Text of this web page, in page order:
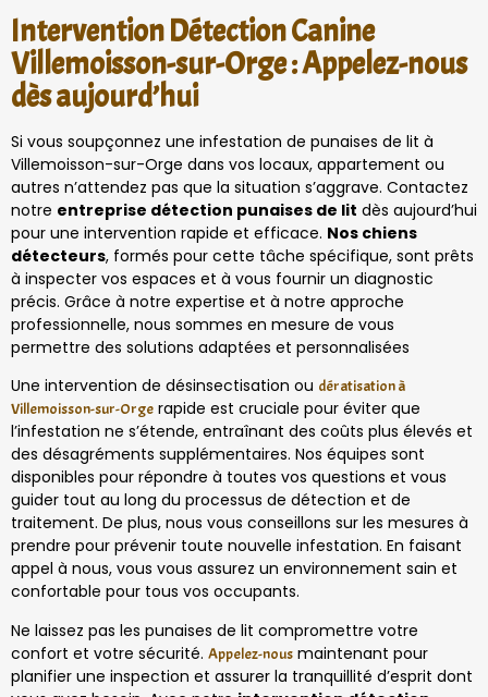
Intervention Détection Canine
Villemoisson-sur-Orge : Appelez-nous
dès aujourd’hui
Si vous soupçonnez une infestation de punaises de lit à
Villemoisson-sur-Orge dans vos locaux, appartement ou
autres n’attendez pas que la situation s’aggrave. Contactez
notre entreprise détection punaises de lit dès aujourd’hui
pour une intervention rapide et efficace. Nos chiens
détecteurs, formés pour cette tâche spécifique, sont prêts
à inspecter vos espaces et à vous fournir un diagnostic
précis. Grâce à notre expertise et à notre approche
professionnelle, nous sommes en mesure de vous
permettre des solutions adaptées et personnalisées
Une intervention de désinsectisation ou dératisation à
Villemoisson-sur-Orge rapide est cruciale pour éviter que
l’infestation ne s’étende, entraînant des coûts plus élevés et
des désagréments supplémentaires. Nos équipes sont
disponibles pour répondre à toutes vos questions et vous
guider tout au long du processus de détection et de
traitement. De plus, nous vous conseillons sur les mesures à
prendre pour prévenir toute nouvelle infestation. En faisant
appel à nous, vous vous assurez un environnement sain et
confortable pour tous vos occupants.
Ne laissez pas les punaises de lit compromettre votre
confort et votre sécurité. Appelez-nous maintenant pour
planifier une inspection et assurer la tranquillité d’esprit dont